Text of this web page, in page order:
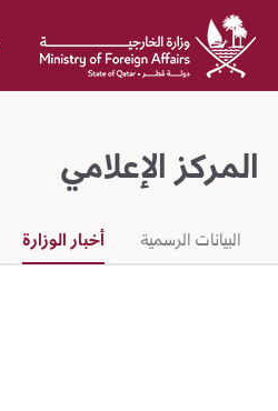
Skip to Main Content
المركز الإعلامي
البيانات الرسمية أخبار الوزارة